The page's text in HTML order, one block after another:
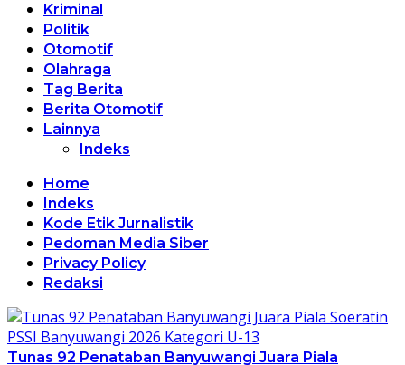
Kriminal
Politik
Otomotif
Olahraga
Tag Berita
Berita Otomotif
Lainnya
Indeks
Home
Indeks
Kode Etik Jurnalistik
Pedoman Media Siber
Privacy Policy
Redaksi
Tunas 92 Penataban Banyuwangi Juara Piala